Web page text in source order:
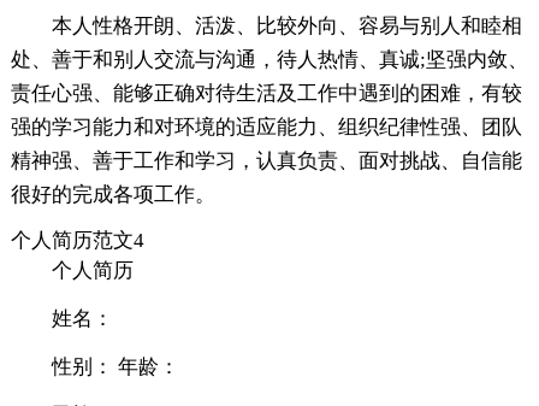
本人性格开朗、活泼、比较外向、容易与别人和睦相
处、善于和别人交流与沟通，待人热情、真诚;坚强内敛、
责任心强、能够正确对待生活及工作中遇到的困难，有较
强的学习能力和对环境的适应能力、组织纪律性强、团队
精神强、善于工作和学习，认真负责、面对挑战、自信能
很好的完成各项工作。
个人简历范文4
个人简历
姓名：
性别： 年龄：